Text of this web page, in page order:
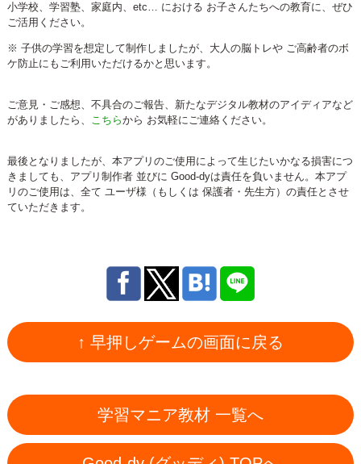
小学校、学習塾、家庭内、etc… における お子さんたちへの教育に、ぜひ
ご活用ください。
※ 子供の学習を想定して制作しましたが、大人の脳トレや ご高齢者のボ
ケ防止にもご利用いただけるかと思います。
ご意見・ご感想、不具合のご報告、新たなデジタル教材のアイディアなど
がありましたら、 こちらから お気軽にご連絡ください。
最後となりましたが、本アプリのご使用によって生じたいかなる損害につ
きましても、アプリ制作者 並びに Good-dyは責任を負いません。本アプ
リのご使用は、全て ユーザ様（もしくは 保護者・先生方）の責任とさせ
ていただきます。
↑ 早押しゲームの画面に戻る
学習マニア教材 一覧へ